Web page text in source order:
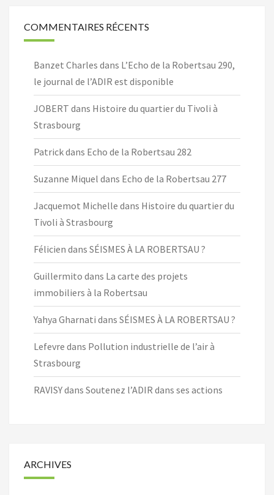
COMMENTAIRES RÉCENTS
Banzet Charles dans L’Echo de la Robertsau 290,
le journal de l’ADIR est disponible
JOBERT dans Histoire du quartier du Tivoli à
Strasbourg
Patrickdans Echo de la Robertsau 282
Suzanne Miquel dans Echo de la Robertsau 277
Jacquemot Michelle dans Histoire du quartier du
Tivoli à Strasbourg
Félicien dans SÉISMES À LA ROBERTSAU ?
Guillermito dans La carte des projets
immobiliers à la Robertsau
Yahya Gharnati dans SÉISMES À LA ROBERTSAU ?
Lefevre dans Pollution industrielle de l’air à
Strasbourg
RAVISYdans Soutenez l’ADIR dans ses actions
ARCHIVES